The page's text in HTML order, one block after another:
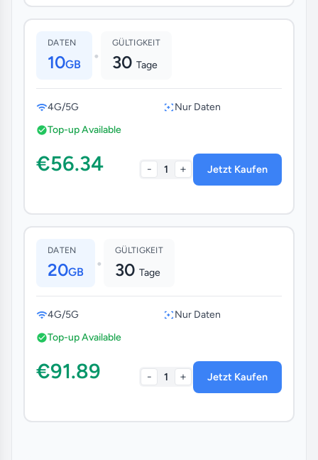
DATEN
10GB •
GÜLTIGKEIT
30 Tage
4G/5G
Nur Daten
Top-up Available
€56.34 - 1 + Jetzt Kaufen
DATEN
20GB •
GÜLTIGKEIT
30 Tage
4G/5G
Nur Daten
Top-up Available
€91.89 - 1 + Jetzt Kaufen